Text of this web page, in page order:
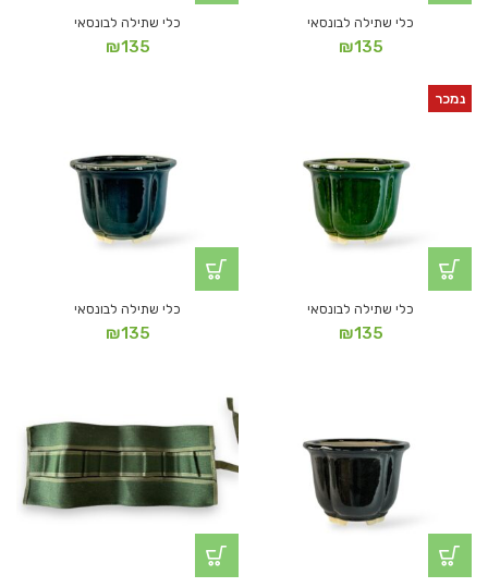
כלי שתילה לבונסאי
₪135
כלי שתילה לבונסאי
₪135
נמכר
כלי שתילה לבונסאי
₪135
כלי שתילה לבונסאי
₪135